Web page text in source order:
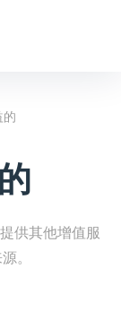
的
供其他增值服
。